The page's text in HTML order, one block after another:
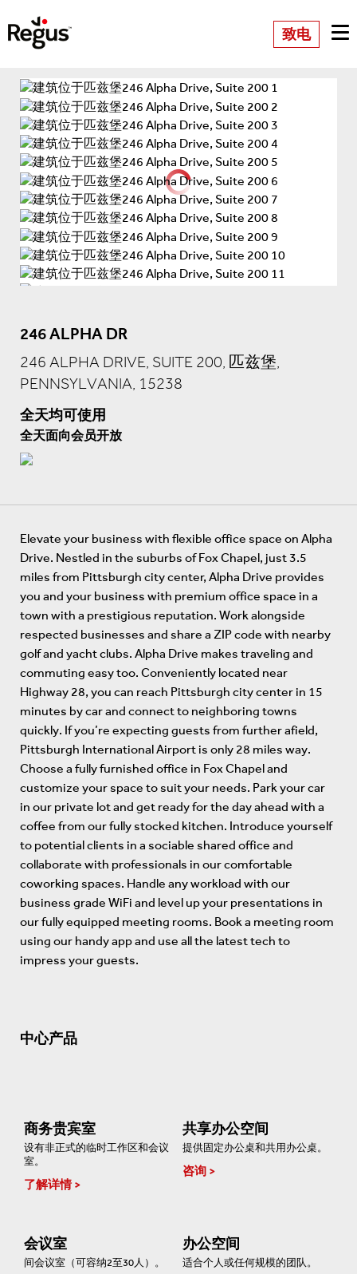
致电
246 ALPHA DR
246 ALPHA DRIVE, SUITE 200, 匹兹堡,
PENNSYLVANIA, 15238
全天均可使用
全天面向会员开放
Elevate your business with flexible office space on Alpha
Drive. Nestled in the suburbs of Fox Chapel, just 3.5
miles from Pittsburgh city center, Alpha Drive provides
you and your business with premium office space in a
town with a prestigious reputation. Work alongside
respected businesses and share a ZIP code with nearby
golf and yacht clubs. Alpha Drive makes traveling and
commuting easy too. Conveniently located near
Highway 28, you can reach Pittsburgh city center in 15
minutes by car and connect to neighboring towns
quickly. If you’re expecting guests from further afield,
Pittsburgh International Airport is only 28 miles way.
Choose a fully furnished office in Fox Chapel and
customize your space to suit your needs. Park your car
in our private lot and get ready for the day ahead with a
coffee from our fully stocked kitchen. Introduce yourself
to potential clients in a sociable shared office and
collaborate with professionals in our comfortable
coworking spaces. Handle any workload with our
business grade WiFi and level up your presentations in
our fully equipped meeting rooms. Book a meeting room
using our handy app and use all the latest tech to
impress your guests.
中心产品
商务贵宾室
设有非正式的临时工作区和会议
室。
了解详情
共享办公空间
提供固定办公桌和共用办公桌。
咨询
会议室
间会议室（可容纳2至30人）。
办公空间
适合个人或任何规模的团队。